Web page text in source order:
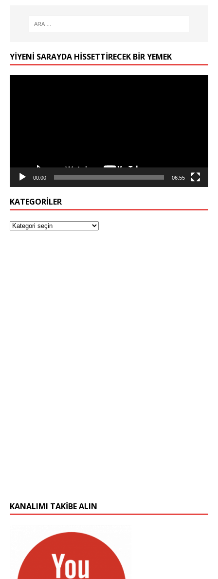
YIYENI SARAYDA HISSETTIRECEK BIR YEMEK
00:00 06:55
KATEGORILER
KANALIMI TAKIBE ALIN